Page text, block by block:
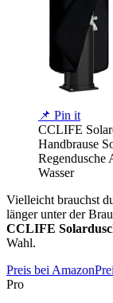
📌 Pin it
CCLIFE
Handbrause
Regendusche
Wasser
Vielleicht brauchst
länger unter der
CCLIFE
Wahl.
Preis bei Amazon
Pro